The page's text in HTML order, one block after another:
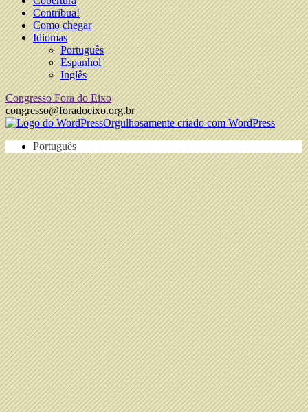
Contribua!
Como chegar
Idiomas
Português
Espanhol
Inglês
Congresso Fora do Eixo
congresso@foradoeixo.org.br
Orgulhosamente criado com WordPress
Português